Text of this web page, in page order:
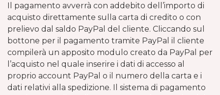
Il pagamento avverrà con addebito dell’importo di
acquisto direttamente sulla carta di credito o con
prelievo dal saldo PayPal del cliente. Cliccando sul
bottone per il pagamento tramite PayPal il cliente
compilerà un apposito modulo creato da PayPal per
l’acquisto nel quale inserire i dati di accesso al
proprio account PayPal o il numero della carta e i
dati relativi alla spedizione. Il sistema di pagamento